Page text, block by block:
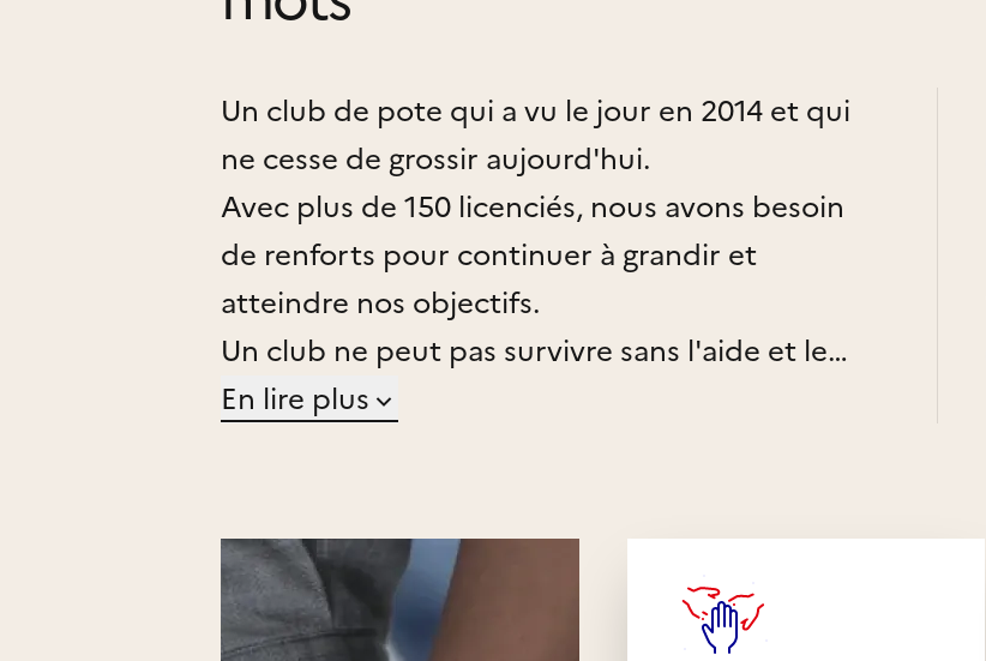
Un club de pote qui a vu le jour en 2014 et qui
ne cesse de grossir aujourd'hui.
Avec plus de 150 licenciés, nous avons besoin
de renforts pour continuer à grandir et
atteindre nos objectifs.
Un club ne peut pas survivre sans l'aide et le
soutien des bénévoles. Nous sommes donc à la
jeunes et l'école de foot qu'avec le groupe
seniors.
En lire plus